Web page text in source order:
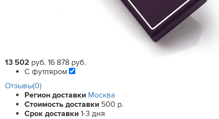
13 502 руб. 16 878 руб.
С футляром
Отзывы(0)
Регион доставки Москва
Стоимость доставки 500 р.
Срок доставки 1-3 дня